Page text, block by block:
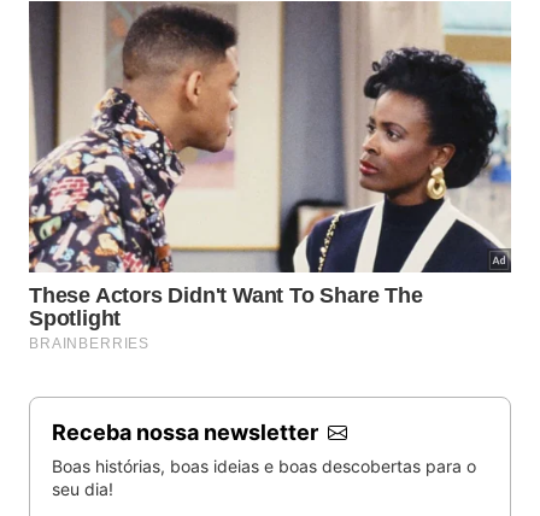
Receba nossa newsletter
Boas histórias, boas ideias e boas descobertas para o
seu dia!